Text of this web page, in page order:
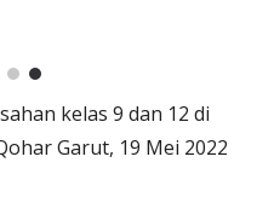
kelas 9 dan 12 di
Garut, 19 Mei 2022